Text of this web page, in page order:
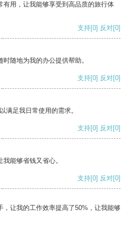
有用，让我能够享受到高品质的旅行体
支持[0] 反对[0]
随地为我的办公提供帮助。
支持[0] 反对[0]
满足我日常使用的需求。
支持[0] 反对[0]
能够省钱又省心。
支持[0] 反对[0]
，让我的工作效率提高了50%，让我能够